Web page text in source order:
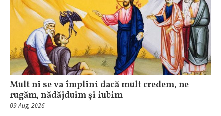
Mult ni se va împlini dacă mult credem, ne
rugăm, nădăjduim și iubim
09 Aug, 2026